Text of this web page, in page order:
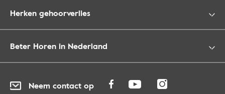
Herken gehoorverlies
Beter Horen in Nederland
Neem contact op